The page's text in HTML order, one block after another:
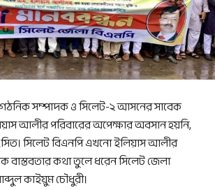
সম্পাদক ও সিলেট-২ আসনের সাবেক
আলীর পরিবারের অপেক্ষার অবসান হয়নি,
সিলেট বিএনপি এখনো ইলিয়াস আলীর
বাস্তবতার কথা তুলে ধরেন সিলেট জেলা
কাইয়ুম চৌধুরী।